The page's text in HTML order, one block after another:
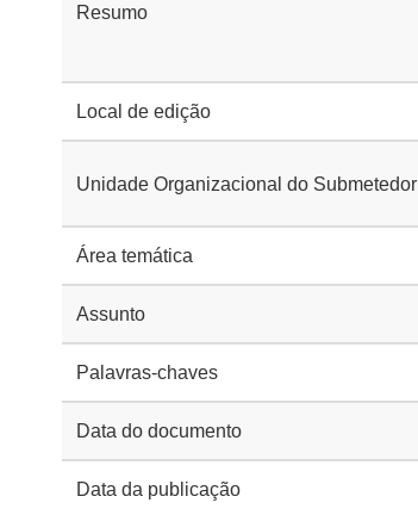
Resumo
Local de edição
Unidade Organizacional do Submetedor
Área temática
Assunto
Palavras-chaves
Data do documento
Data da publicação